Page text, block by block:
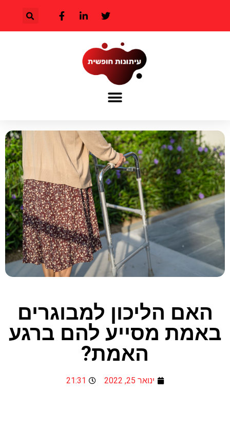
האם הליכון למבוגרים
באמת מסייע להם ברגע
האמת?
ינואר 25, 2022 21:31